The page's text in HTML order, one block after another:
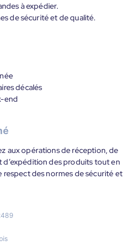
à expédier.
de sécurité et de qualité.
décalés
end
aux opérations de réception, de
d’expédition des produits tout en
respect des normes de sécurité et